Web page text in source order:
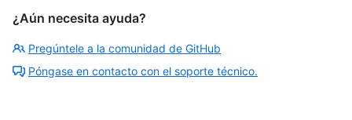
¿Aún necesita ayuda?
Pregúntele a la comunidad de GitHub
Póngase en contacto con el soporte técnico.